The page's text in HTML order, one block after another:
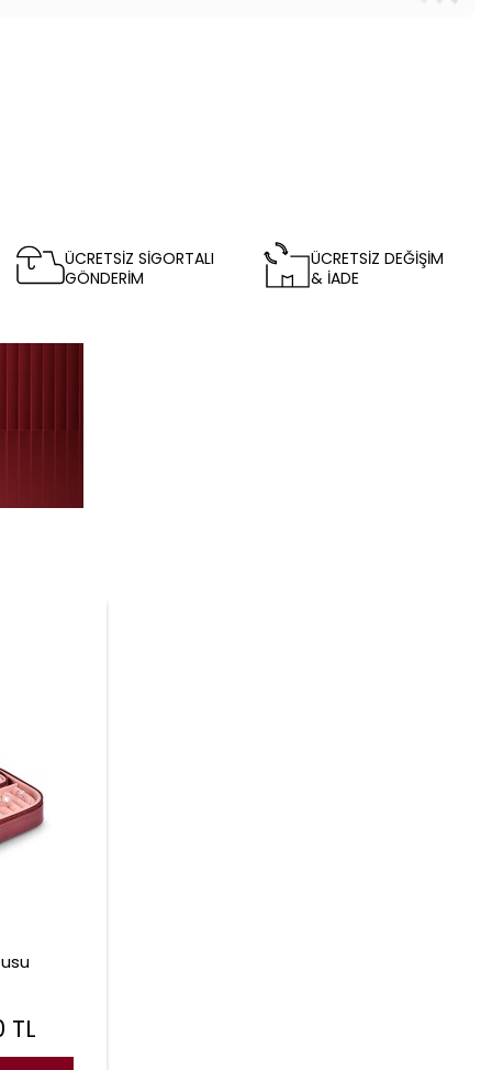
ÜCRETSİZ SİGORTALI
GÖNDERİM
ÜCRETSİZ DEĞİŞİM
& İADE
TL